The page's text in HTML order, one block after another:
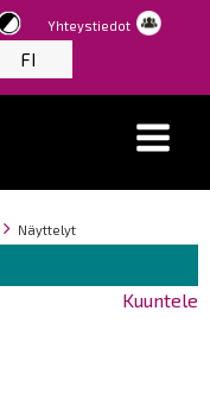
Yhteystiedot
FI
Näyttelyt
Kuuntele